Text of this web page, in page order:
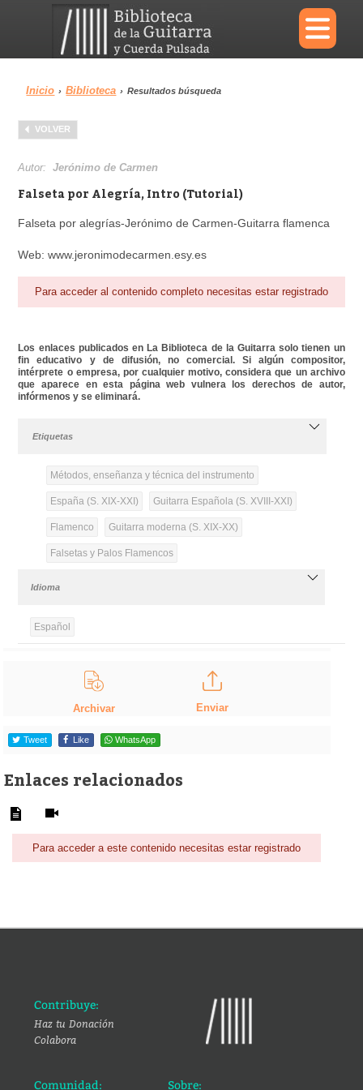
×
Menu
Biblioteca
Área personal
Inicio › Biblioteca › Resultados búsqueda
VOLVER
Autor:Jerónimo de Carmen
Falseta por Alegría, Intro (Tutorial)
Falseta por alegrías-Jerónimo de Carmen-Guitarra flamenca
Web: www.jeronimodecarmen.esy.es
Para acceder al contenido completo necesitas estar registrado
Los enlaces publicados en La Biblioteca de la Guitarra solo tienen un
fin educativo y de difusión, no comercial. Si algún compositor,
intérprete o empresa, por cualquier motivo, considera que un archivo
que aparece en esta página web vulnera los derechos de autor,
infórmenos y se eliminará.
Etiquetas
Métodos, enseñanza y técnica del instrumento
España (S. XIX-XXI) Guitarra Española (S. XVIII-XXI)
Flamenco Guitarra moderna (S. XIX-XX)
Falsetas y Palos Flamencos
Idioma
Español
Archivar Enviar
Tweet Like WhatsApp
Enlaces relacionados
Para acceder a este contenido necesitas estar registrado
Contribuye:
Haz tu Donación
Colabora
Comunidad: Sobre: